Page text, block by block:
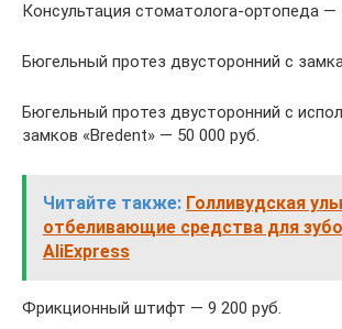
Консультация стоматолога-ортопеда —
Бюгельный протез двусторонний с
Бюгельный протез двусторонний с
замков «Bredent» — 50 000 руб.
Читайте также: Голливудская
отбеливающие средства для
AliExpress
Фрикционный штифт — 9 200 руб.